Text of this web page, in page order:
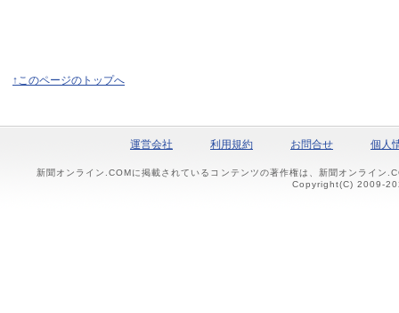
↑このページのトップへ
運営会社 利用規約 お問合せ 個人
新聞オンライン.COMに掲載されているコンテンツの著作権は、新聞オンライン
Copyright(C) 2009-